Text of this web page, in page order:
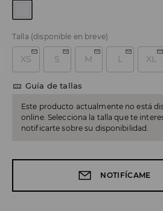
Talla (disponible en breve)
XS S M L XL
Guía de tallas
Este producto actualmente no está
online. Selecciona la talla que te
notificarte sobre su disponibilidad.
NOTIFÍCAME